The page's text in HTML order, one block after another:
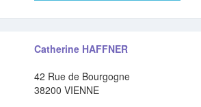
Catherine HAFFNER
42 Rue de Bourgogne
38200 VIENNE